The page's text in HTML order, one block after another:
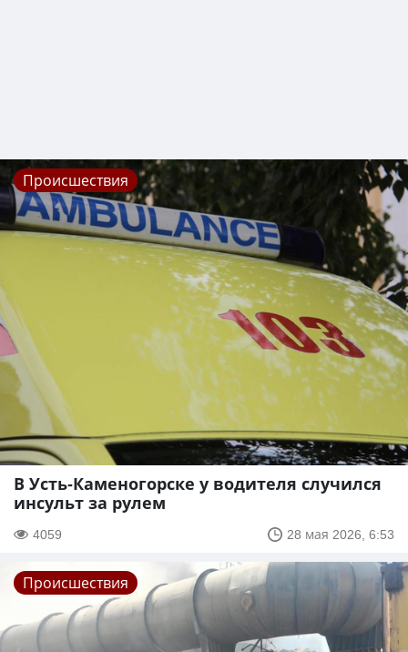
Происшествия
В Усть-Каменогорске у водителя случился
инсульт за рулем
4059 28 мая 2026, 6:53
Происшествия